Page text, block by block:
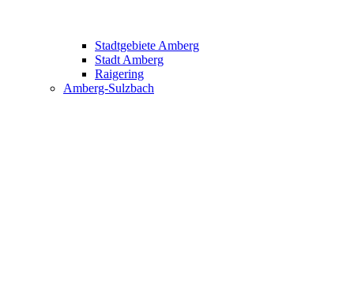
Stadtgebiete Amberg
Stadt Amberg
Raigering
Amberg-Sulzbach